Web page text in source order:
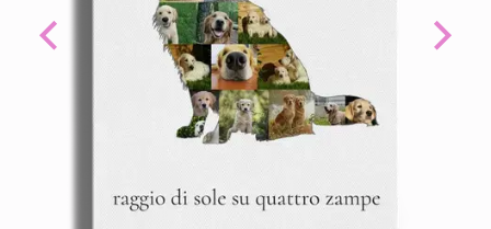
Previous Next